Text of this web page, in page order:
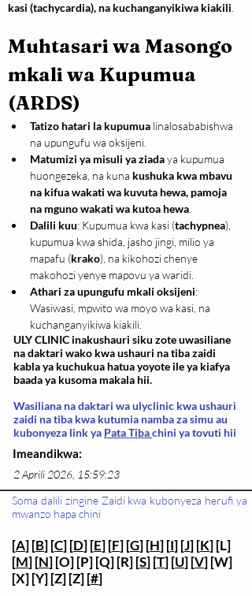
kasi (tachycardia), na kuchanganyikiwa kiakili
Muhtasari wa Masongo
mkali wa Kupumua
(ARDS)
Tatizo hatari la kupumua linalosababishwa
na upungufu wa oksijeni.
Matumizi ya misuli ya ziada ya kupumua
huongezeka, na kuna kushuka kwa mbavu
na kifua wakati wa kuvuta hewa, pamoja
na mguno wakati wa kutoa hewa
Dalili kuu: Kupumua kwa kasi (tachypnea),
kupumua kwa shida, jasho jingi, milio ya
mapafu (krako), na kikohozi chenye
makohozi yenye mapovu ya waridi.
Athari za upungufu mkali oksijeni:
Wasiwasi, mpwito wa moyo wa kasi, na
kuchanganyikiwa kiakili.
ULY CLINIC inakushauri siku zote uwasiliane
na daktari wako kwa ushauri na tiba zaidi
kabla ya kuchukua hatua yoyote ile ya kiafya
baada ya kusoma makala hii.
Wasiliana na daktari wa ulyclinic kwa ushauri
zaidi na tiba kwa kutumia namba za simu au
kubonyeza link ya Pata Tibachini ya tovuti hii
Imeandikwa:
2 Aprili 2026, 15:59:23
Soma dalili zingine Zaidi kwa kubonyeza herufi ya
mwanzo hapa chini
[A] [B] [C] [D] [E] [F] [G] [H] [I] [J] [K] [L]
[M] [N] [O] [P] [Q] [R] [S] [T] [U] [V] [W]
[X] [Y] [Z] [Z] [#]